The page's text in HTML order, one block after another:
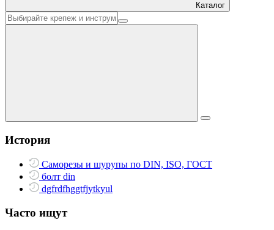
Каталог
История
Саморезы и шурупы по DIN, ISO, ГОСТ
болт din
dgfrdfhggtfjytkyul
Часто ищут